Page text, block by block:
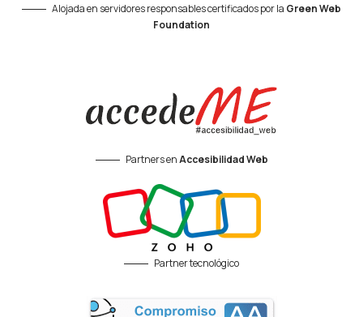
Alojada en servidores responsables certificados por la Green Web
Foundation
Partners enAccesibilidad Web
Partner tecnológico